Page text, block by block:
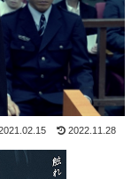
2022.11.28